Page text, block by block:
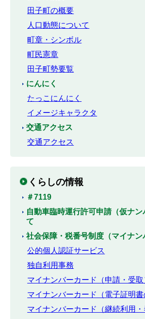
田子町の概要
人口動態について
町章・シンボル
町民憲章
田子町勢要覧
にんにく
たっこにんにく
イメージキャラクタ
交通アクセス
交通アクセス
くらしの情報
＃7119
自動車臨時運行許可申請（仮ナ
て
社会保障・税番号制度（マイナン
公的個人認証サービス
独自利用事務
マイナンバーカード（申請・受取
マイナンバーカード（電子証明書
マイナンバーカード（継続利用・